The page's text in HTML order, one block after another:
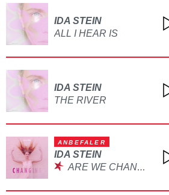
IDA STEIN
ALL I HEAR IS
IDA STEIN
THE RIVER
ANBEFALER
IDA STEIN
ARE WE CHANGING